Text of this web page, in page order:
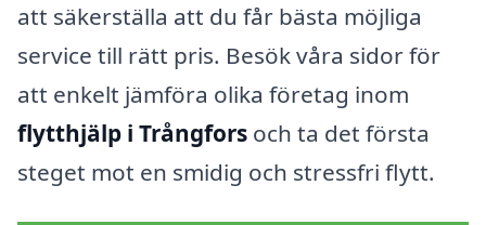
att säkerställa att du får bästa möjliga
service till rätt pris. Besök våra sidor för
att enkelt jämföra olika företag inom
flytthjälp i Trångfors och ta det första
steget mot en smidig och stressfri flytt.